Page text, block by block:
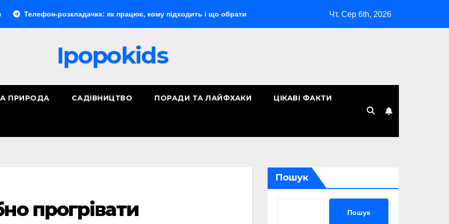
розкладачка: як працює, кому підходить і що обрати «Макіяж без макіяжу»: як японська декоративна косметика
Чт. Сер 6th, 2026
Ipopokids
ПРИРОДА САДІВНИЦТВО ПОРАДИ ТА ЛАЙФХАКИ ЦІКАВІ ФАКТИ
прогрівати
Пошук
Пошук